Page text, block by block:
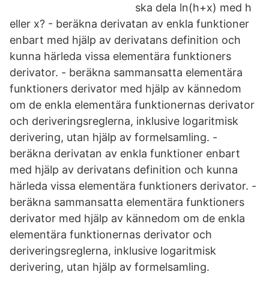
ska dela ln(h+x) med h
eller x? - beräkna derivatan av enkla funktioner
enbart med hjälp av derivatans definition och
kunna härleda vissa elementära funktioners
derivator. - beräkna sammansatta elementära
funktioners derivator med hjälp av kännedom
om de enkla elementära funktionernas derivator
och deriveringsreglerna, inklusive logaritmisk
derivering, utan hjälp av formelsamling. -
beräkna derivatan av enkla funktioner enbart
med hjälp av derivatans definition och kunna
härleda vissa elementära funktioners derivator. -
beräkna sammansatta elementära funktioners
derivator med hjälp av kännedom om de enkla
elementära funktionernas derivator och
deriveringsreglerna, inklusive logaritmisk
derivering, utan hjälp av formelsamling.